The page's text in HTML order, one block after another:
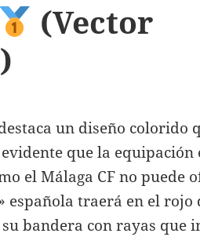
(Vector
un diseño colorido
que la equipación
el Málaga CF no puede
española traerá en el rojo
bandera con rayas que